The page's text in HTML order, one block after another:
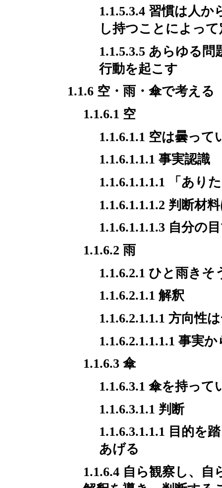
1.1.5.3.4 習慣は人
し持つことによっ
1.1.5.3.5 あらゆる
行動を起こす
1.1.6 空・雨・傘で考える
1.1.6.1 空
1.1.6.1.1 空は曇って
1.1.6.1.1.1 事実認識
1.1.6.1.1.1.1 「あり
1.1.6.1.1.1.2 判断材
1.1.6.1.1.1.3 自分の
1.1.6.2 雨
1.1.6.2.1 ひと雨きそ
1.1.6.2.1.1 解釈
1.1.6.2.1.1.1 方向性
1.1.6.2.1.1.1.1 事実
1.1.6.3 傘
1.1.6.3.1 傘を持って
1.1.6.3.1.1 判断
1.1.6.3.1.1.1 目的を
あげる
1.1.6.4 自ら観察し、